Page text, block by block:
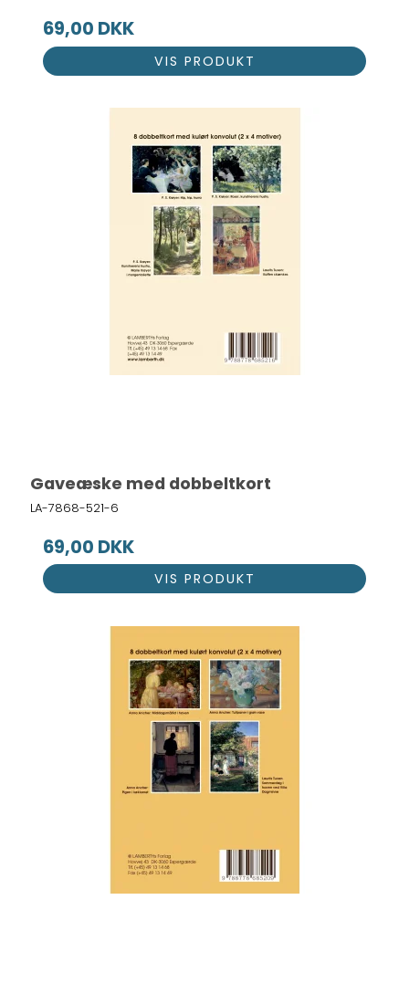
69,00 DKK
VIS PRODUKT
Gaveæske med dobbeltkort
LA-7868-521-6
69,00 DKK
VIS PRODUKT